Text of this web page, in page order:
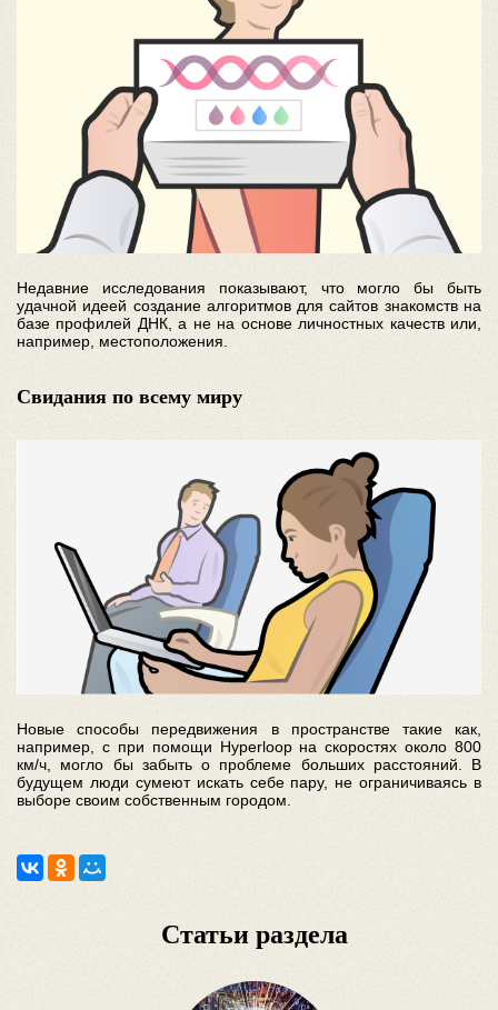
Недавние исследования показывают, что могло бы быть
удачной идеей создание алгоритмов для сайтов знакомств на
базе профилей ДНК, а не на основе личностных качеств или,
например, местоположения.
Свидания по всему миру
Новые способы передвижения в пространстве такие как,
например, с при помощи Hyperloop на скоростях около 800
км/ч, могло бы забыть о проблеме больших расстояний. В
будущем люди сумеют искать себе пару, не ограничиваясь в
выборе своим собственным городом.
Статьи раздела